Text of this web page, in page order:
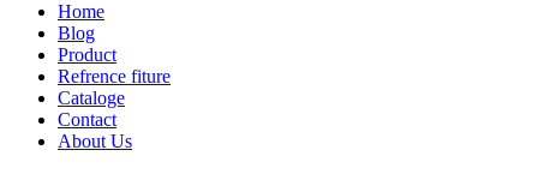
Home
Blog
Product
Refrence fiture
Cataloge
Contact
About Us